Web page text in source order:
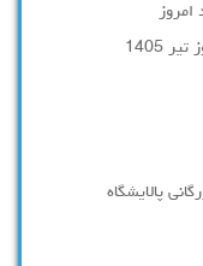
پالایشگاه